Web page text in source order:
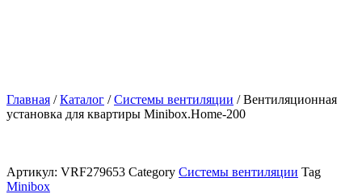
Главная /Каталог /Системы вентиляции / Вентиляционная
установка для квартиры Minibox.Home-200
Артикул: VRF279653 Category Системы вентиляции Tag
Minibox